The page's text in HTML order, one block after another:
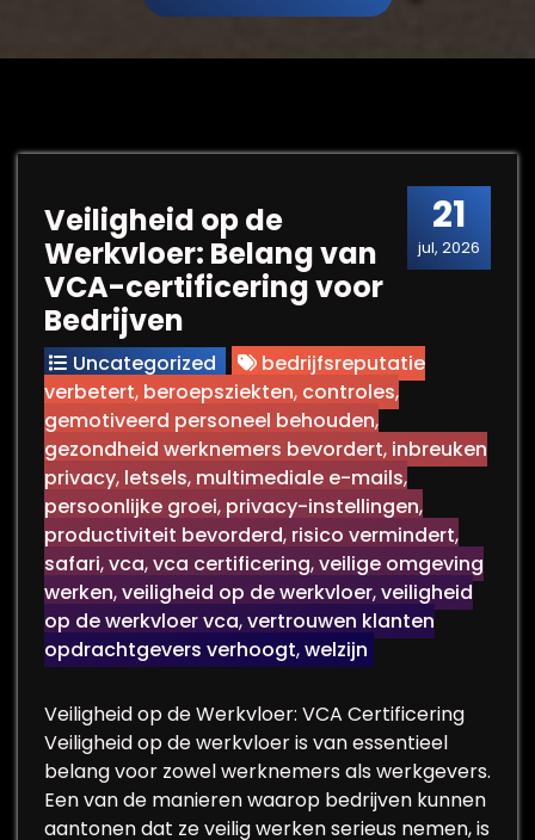
21
jul, 2026
Veiligheid op de
Werkvloer: Belang van
VCA-certificering voor
Bedrijven
Uncategorized
bedrijfsreputatie
verbetert, beroepsziekten, controles,
gemotiveerd personeel behouden,
gezondheid werknemers bevordert, inbreuken
privacy, letsels, multimediale e-mails,
persoonlijke groei, privacy-instellingen,
productiviteit bevorderd, risico vermindert,
safari,vca,vca certificering,veilige omgeving
werken,veiligheid op de werkvloer,veiligheid
op de werkvloer vca,vertrouwen klanten
opdrachtgevers verhoogt,welzijn
Veiligheid op de Werkvloer: VCA Certificering
Veiligheid op de werkvloer is van essentieel
belang voor zowel werknemers als werkgevers.
Een van de manieren waarop bedrijven kunnen
aantonen dat ze veilig werken serieus nemen, is